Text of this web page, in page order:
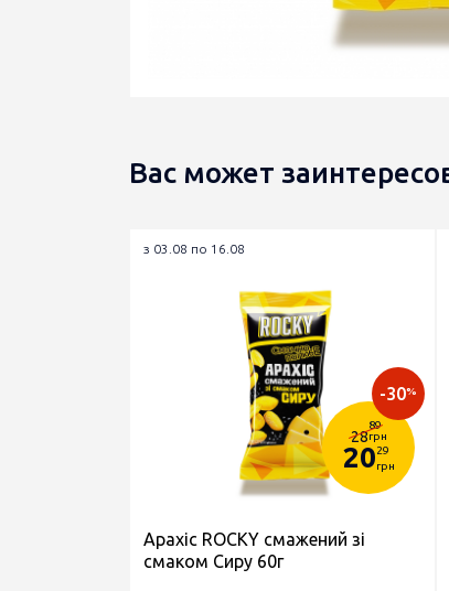
Вас может
з 03.08 по 16.08
28
89
грн
2029
грн
-30%
Арахіс ROCKY смажений зі
смаком Сиру 60г